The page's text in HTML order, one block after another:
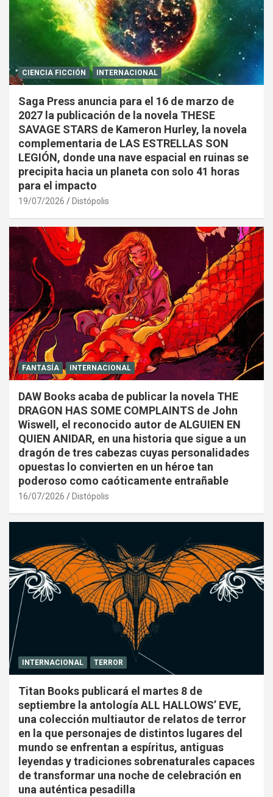
CIENCIA FICCIÓN INTERNACIONAL
Saga Press anuncia para el 16 de marzo de
2027 la publicación de la novela THESE
SAVAGE STARS de Kameron Hurley, la novela
complementaria de LAS ESTRELLAS SON
LEGIÓN, donde una nave espacial en ruinas se
precipita hacia un planeta con solo 41 horas
para el impacto
19/07/2026 Distópolis
FANTASÍA INTERNACIONAL
DAW Books acaba de publicar la novela THE
DRAGON HAS SOME COMPLAINTS de John
Wiswell, el reconocido autor de ALGUIEN EN
QUIEN ANIDAR, en una historia que sigue a un
dragón de tres cabezas cuyas personalidades
opuestas lo convierten en un héroe tan
poderoso como caóticamente entrañable
16/07/2026 Distópolis
INTERNACIONAL TERROR
Titan Books publicará el martes 8 de
septiembre la antología ALL HALLOWS’ EVE,
una colección multiautor de relatos de terror
en la que personajes de distintos lugares del
mundo se enfrentan a espíritus, antiguas
leyendas y tradiciones sobrenaturales capaces
de transformar una noche de celebración en
una auténtica pesadilla